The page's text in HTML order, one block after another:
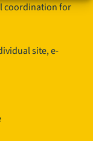
coordination for
site, e-